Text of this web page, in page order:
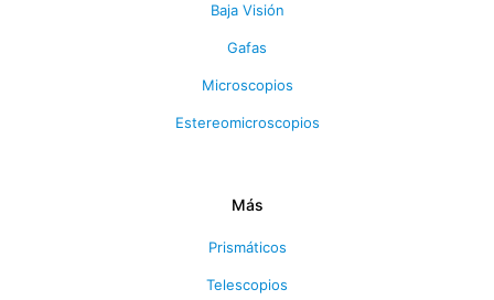
Baja Visión
Gafas
Microscopios
Estereomicroscopios
Más
Prismáticos
Telescopios